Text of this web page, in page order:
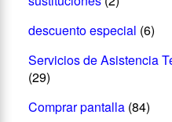
descuento especial (6)
Servicios de Asistencia
(29)
Comprar pantalla (84)